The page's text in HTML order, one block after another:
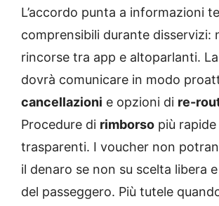
L’accordo punta a informazioni
comprensibili durante disservizi:
rincorse tra app e altoparlanti.
dovrà comunicare in modo
cancellazioni e opzioni di re-
Procedure di rimborso più rapide
trasparenti. I voucher non
il denaro se non su scelta libera
del passeggero. Più tutele